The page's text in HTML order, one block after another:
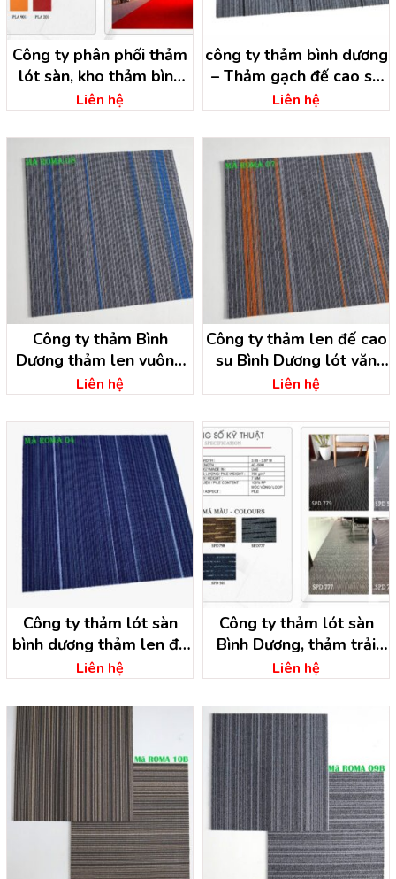
Công ty phân phối thảm
lót sàn, kho thảm bình
dương
Liên hệ
công ty thảm bình dương
– Thảm gạch đế cao su
trải sàn
Liên hệ
Công ty thảm Bình
Dương thảm len vuông
đế cao su
Liên hệ
Công ty thảm len đế cao
su Bình Dương lót văn
phòng
Liên hệ
Công ty thảm lót sàn
bình dương thảm len đế
cao su
Liên hệ
Công ty thảm lót sàn
Bình Dương, thảm trải
sàn bình dương
Liên hệ